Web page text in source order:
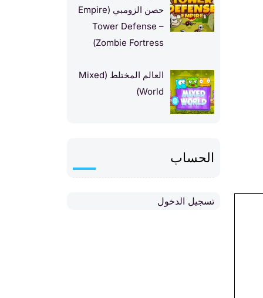
حصن الزومبي (Empire
Tower Defense –
Zombie Fortress)
العالم المختلط (Mixed
World)
الحساب
تسجيل الدخول